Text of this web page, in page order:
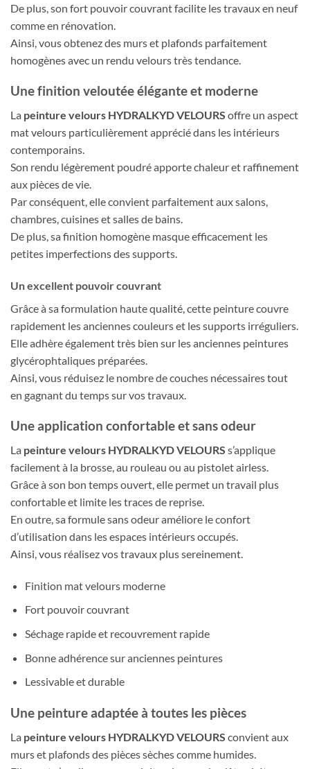
De plus, son fort pouvoir couvrant facilite les travaux en neuf
comme en rénovation.
Ainsi, vous obtenez des murs et plafonds parfaitement
homogènes avec un rendu velours très tendance.
Une finition veloutée élégante et moderne
La peinture velours HYDRALKYD VELOURS offre un aspect
mat velours particulièrement apprécié dans les intérieurs
contemporains.
Son rendu légèrement poudré apporte chaleur et raffinement
aux pièces de vie.
Par conséquent, elle convient parfaitement aux salons,
chambres, cuisines et salles de bains.
De plus, sa finition homogène masque efficacement les
petites imperfections des supports.
Un excellent pouvoir couvrant
Grâce à sa formulation haute qualité, cette peinture couvre
rapidement les anciennes couleurs et les supports irréguliers.
Elle adhère également très bien sur les anciennes peintures
glycérophtaliques préparées.
Ainsi, vous réduisez le nombre de couches nécessaires tout
en gagnant du temps sur vos travaux.
Une application confortable et sans odeur
La peinture velours HYDRALKYD VELOURS s’applique
facilement à la brosse, au rouleau ou au pistolet airless.
Grâce à son bon temps ouvert, elle permet un travail plus
confortable et limite les traces de reprise.
En outre, sa formule sans odeur améliore le confort
d’utilisation dans les espaces intérieurs occupés.
Ainsi, vous réalisez vos travaux plus sereinement.
Finition mat velours moderne
Fort pouvoir couvrant
Séchage rapide et recouvrement rapide
Bonne adhérence sur anciennes peintures
Lessivable et durable
Une peinture adaptée à toutes les pièces
La peinture velours HYDRALKYD VELOURS convient aux
murs et plafonds des pièces sèches comme humides.